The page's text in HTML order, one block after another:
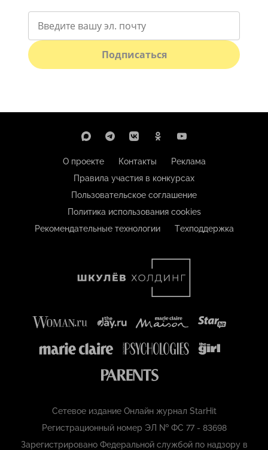
Подписаться
О проекте Контакты
Реклама
Правила участия в конкурсах
Пользовательское соглашение
Политика использования cookies
Рекомендательные технологии
Техподдержка
Сетевое издание Онлайн журнал StarHit
Регистрационный номер ЭЛ № ФС 77 - 83698
Зарегистрировано Федеральной службой по надзору в